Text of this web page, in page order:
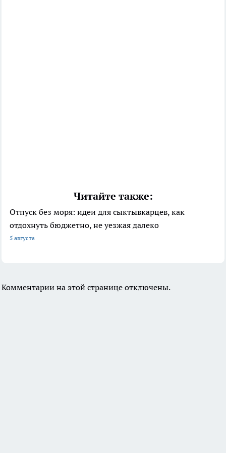
Читайте также:
Отпуск без моря: идеи для сыктывкарцев, как
отдохнуть бюджетно, не уезжая далеко
5 августа
Комментарии на этой странице отключены.